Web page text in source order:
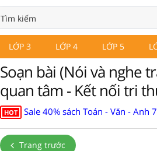
LỚP 3 LỚP 4 LỚP 5
Soạn bài (Nói và nghe
quan tâm - Kết nối tri
HOT Sale 40% sách Toán - Văn - Anh
Trang trước